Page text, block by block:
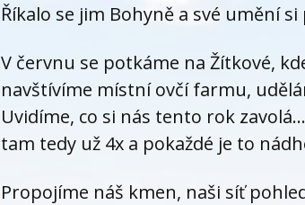
Říkalo se jim Bohyně a své umění
V červnu se potkáme na Žítkové,
navštívíme místní ovčí farmu,
Uvidíme, co si nás tento rok
tam tedy už 4x a pokaždé je to
Propojíme náš kmen, naši síť